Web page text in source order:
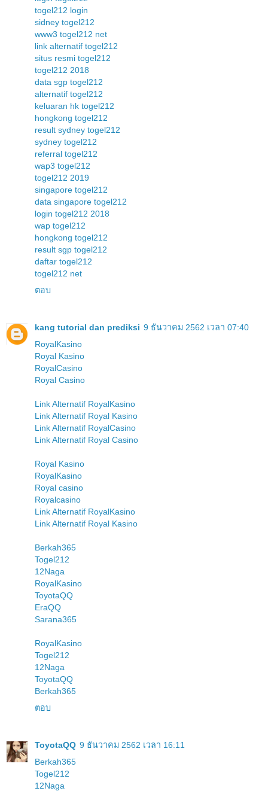
togel212 login
sidney togel212
www3 togel212 net
link alternatif togel212
situs resmi togel212
togel212 2018
data sgp togel212
alternatif togel212
keluaran hk togel212
hongkong togel212
result sydney togel212
sydney togel212
referral togel212
wap3 togel212
togel212 2019
singapore togel212
data singapore togel212
login togel212 2018
wap togel212
hongkong togel212
result sgp togel212
daftar togel212
togel212 net
ตอบ
kang tutorial dan prediksi 9 ธันวาคม 2562 เวลา 07:40
RoyalKasino
Royal Kasino
RoyalCasino
Royal Casino
Link Alternatif RoyalKasino
Link Alternatif Royal Kasino
Link Alternatif RoyalCasino
Link Alternatif Royal Casino
Royal Kasino
RoyalKasino
Royal casino
Royalcasino
Link Alternatif RoyalKasino
Link Alternatif Royal Kasino
Berkah365
Togel212
12Naga
RoyalKasino
ToyotaQQ
EraQQ
Sarana365
RoyalKasino
Togel212
12Naga
ToyotaQQ
Berkah365
ตอบ
ToyotaQQ 9 ธันวาคม 2562 เวลา 16:11
Berkah365
Togel212
12Naga